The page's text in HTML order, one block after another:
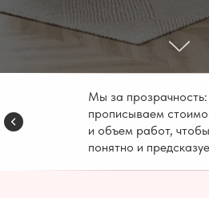
Мы за прозрачность:
прописываем
и объем работ,
понятно и